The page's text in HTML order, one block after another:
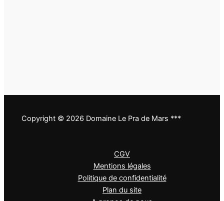
Copyright © 2026 Domaine Le Pra de Mars ***
CGV
Mentions légales
Politique de confidentialité
Plan du site